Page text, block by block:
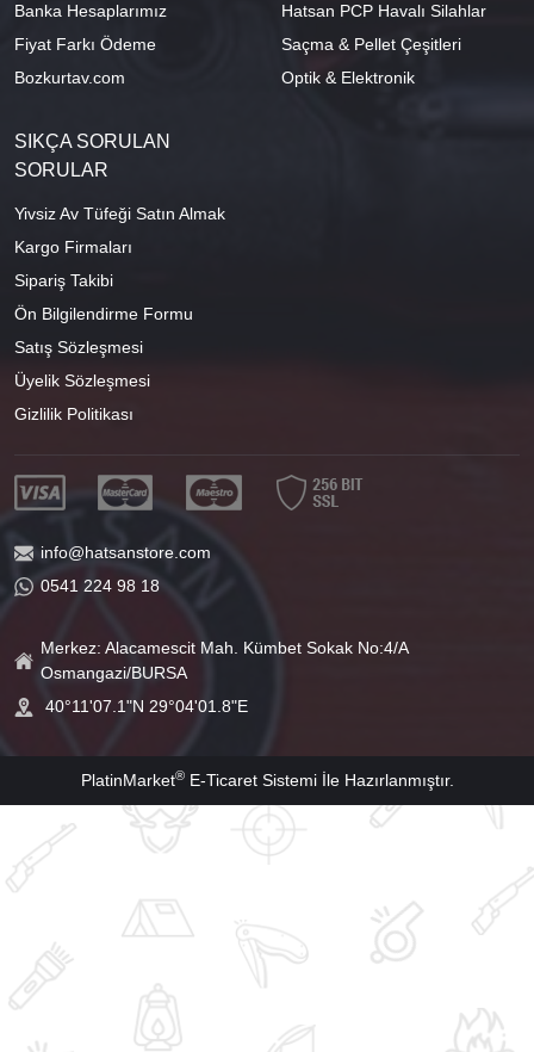
Banka Hesaplarımız
Fiyat Farkı Ödeme
Bozkurtav.com
Hatsan PCP Havalı Silahlar
Saçma & Pellet Çeşitleri
Optik & Elektronik
SIKÇA SORULAN
SORULAR
Yivsiz Av Tüfeği Satın Almak
Kargo Firmaları
Sipariş Takibi
Ön Bilgilendirme Formu
Satış Sözleşmesi
Üyelik Sözleşmesi
Gizlilik Politikası
info@hatsanstore.com
0541 224 98 18
Merkez: Alacamescit Mah. Kümbet Sokak No:4/A
Osmangazi/BURSA
40°11'07.1"N 29°04'01.8"E
PlatinMarket®E-Ticaret Sistemiİle Hazırlanmıştır.